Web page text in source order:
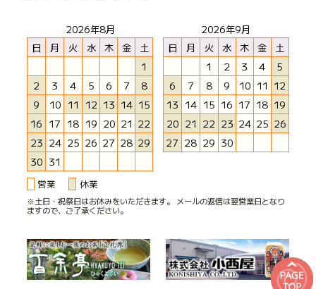
2026年8月
日
月 火 水 木 金
土
1
2
3 4 5 6 7
8
9
10 11 12 13 14 15
16 17 18 19 20 21 22
23 24 25 26 27 28 29
30 31
2026年9月
日
月 火 水 木 金
土
1
2 3 4
5
6
7 8 9 10 11 12
13 14 15 16 17 18 19
20 21 22 23 24 25 26
27 28 29 30
営業 休業
※土日・祝祭日はお休みをいただきます。 メールの返信は翌営業日となり
ますので、ご了承ください。